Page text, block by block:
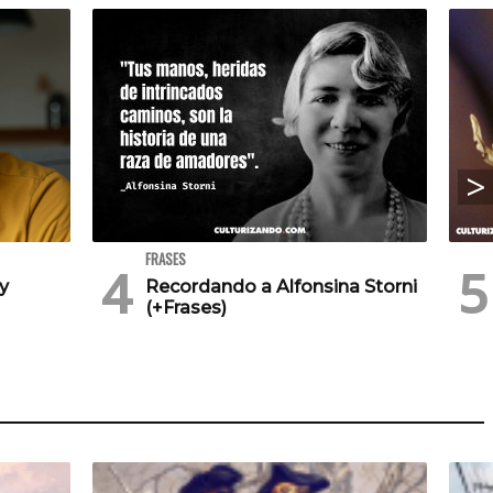
FRASES
Recordando a Alfonsina Storni
(+Frases)